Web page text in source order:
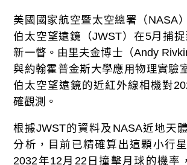
美國國家航空暨太空總署（ NASA
伯太空望遠鏡（JWST）在5月捕
新一瞥。由里夫金博士（Andy
與約翰霍普金斯大學應用物理實驗
伯太空望遠鏡的近紅外線相機對
確觀測。
根據JWST的資料及 NASA近地天
分析，目前已精確算出這顆小行
2032年12月 22日撞擊月球的機率